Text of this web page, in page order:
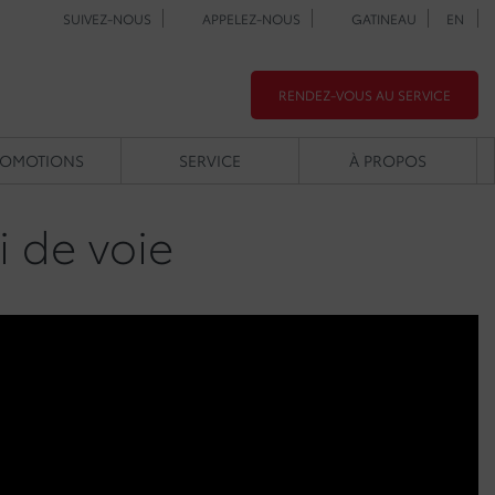
SUIVEZ-NOUS APPELEZ-NOUS GATINEAU EN
RENDEZ-VOUS AU SERVICE
SERVICE À PROPOS
de voie